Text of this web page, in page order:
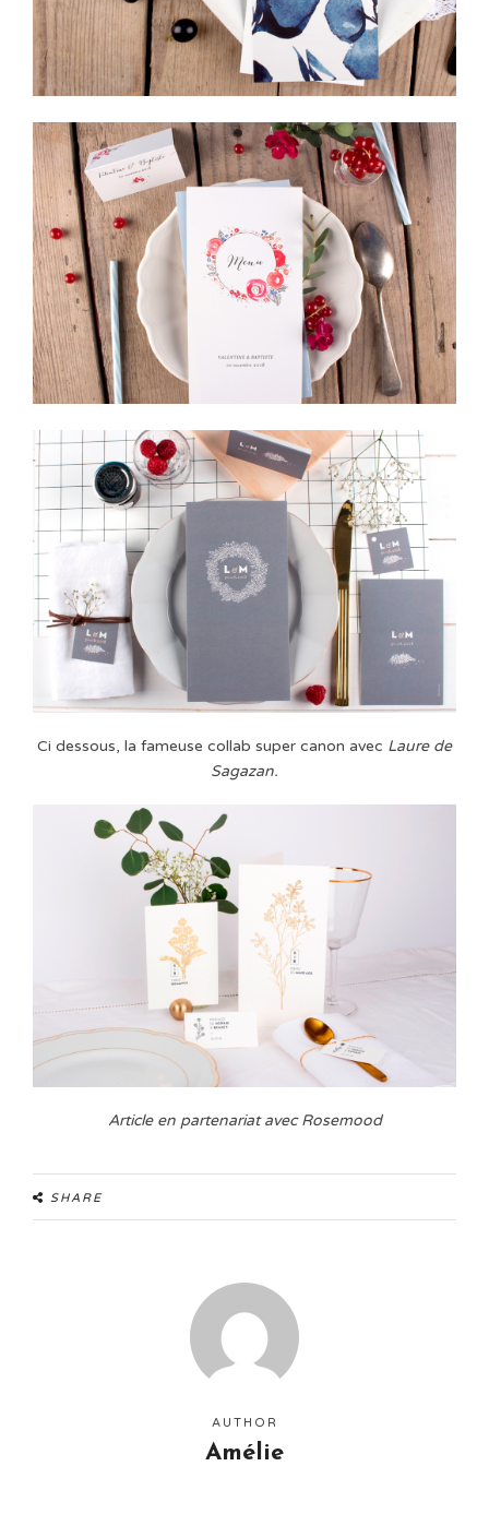
Ci dessous, la fameuse collab super canon avec Laure de
Sagazan.
Article en partenariat avec Rosemood
SHARE
AUTHOR
Amélie